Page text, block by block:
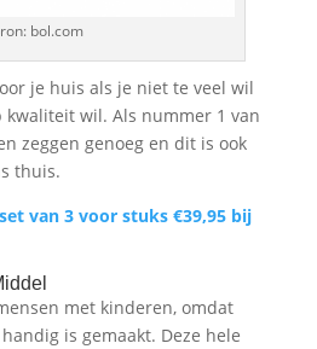
bol.com
je huis als je niet te veel wil
wil. Als nummer 1 van
zeggen genoeg en dit is ook
thuis.
van 3 voor stuks €39,95 bij
met kinderen, omdat
is gemaakt. Deze hele